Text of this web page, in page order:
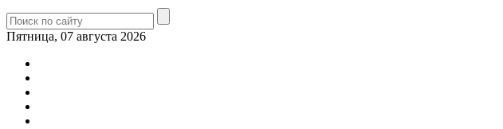
Пятница, 07 августа 2026